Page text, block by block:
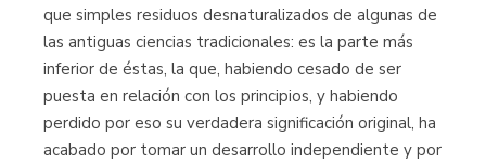
que simples residuos desnaturalizados de algunas de
las antiguas ciencias tradicionales: es la parte más
inferior de éstas, la que, habiendo cesado de ser
puesta en relación con los principios, y habiendo
perdido por eso su verdadera significación original, ha
acabado por tomar un desarrollo independiente y por